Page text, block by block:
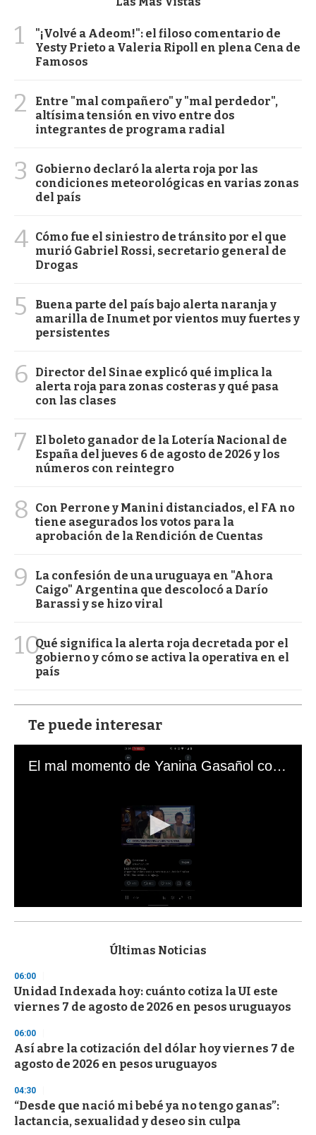
1
"¡Volvé a Adeom!": el filoso comentario de
Yesty Prieto a Valeria Ripoll en plena Cena de
Famosos
2
Entre "mal compañero" y "mal perdedor",
altísima tensión en vivo entre dos
integrantes de programa radial
3
Gobierno declaró la alerta roja por las
condiciones meteorológicas en varias zonas
del país
4 Cómo fue el siniestro de tránsito por el que
murió Gabriel Rossi, secretario general de
Drogas
5
Buena parte del país bajo alerta naranja y
amarilla de Inumet por vientos muy fuertes y
persistentes
6
Director del Sinae explicó qué implica la
alerta roja para zonas costeras y qué pasa
con las clases
7
El boleto ganador de la Lotería Nacional de
España del jueves 6 de agosto de 2026 y los
números con reintegro
8
Con Perrone y Manini distanciados, el FA no
tiene asegurados los votos para la
aprobación de la Rendición de Cuentas
9
La confesión de una uruguaya en "Ahora
Caigo" Argentina que descolocó a Darío
Barassi y se hizo viral
10Qué significa la alerta roja decretada por el
gobierno y cómo se activa la operativa en el
país
Te puede interesar
El mal momento de Yanina Gasañol con un hincha argentino en "Subrayado"
s
d
s
o
f
3
s
c
n
d
s
Últimas Noticias
06:00
Unidad Indexada hoy: cuánto cotiza la UI este
viernes 7 de agosto de 2026 en pesos uruguayos
06:00
Así abre la cotización del dólar hoy viernes 7 de
agosto de 2026 en pesos uruguayos
04:30
“Desde que nació mi bebé ya no tengo ganas”:
lactancia, sexualidad y deseo sin culpa